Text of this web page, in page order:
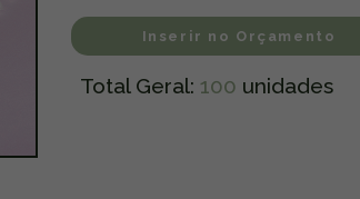
Inserir no Orçamento
Total Geral: 100 unidades